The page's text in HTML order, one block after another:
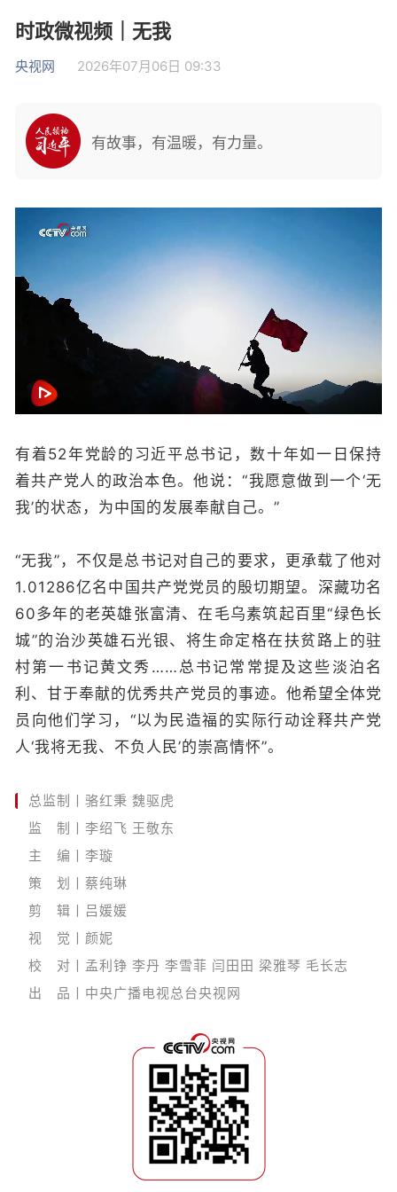
时政微视频｜无我
央视网 2026年07月06日 09:33
有故事，有温暖，有力量。
有着52年党龄的习近平总书记，数十年如一日保持
着共产党人的政治本色。他说：“我愿意做到一个‘无
我’的状态，为中国的发展奉献自己。”
“无我”，不仅是总书记对自己的要求，更承载了他对
1.01286亿名中国共产党党员的殷切期望。深藏功名
60多年的老英雄张富清、在毛乌素筑起百里“绿色长
城”的治沙英雄石光银、将生命定格在扶贫路上的驻
村第一书记黄文秀……总书记常常提及这些淡泊名
利、甘于奉献的优秀共产党员的事迹。他希望全体党
员向他们学习，“以为民造福的实际行动诠释共产党
人‘我将无我、不负人民’的崇高情怀”。
总监制丨骆红秉 魏驱虎
监 制丨李绍飞 王敬东
主 编丨李璇
策 划丨蔡纯琳
剪 辑丨吕媛媛
视 觉丨颜妮
校 对丨孟利铮 李丹 李雪菲 闫田田 梁雅琴 毛长志
出 品丨中央广播电视总台央视网